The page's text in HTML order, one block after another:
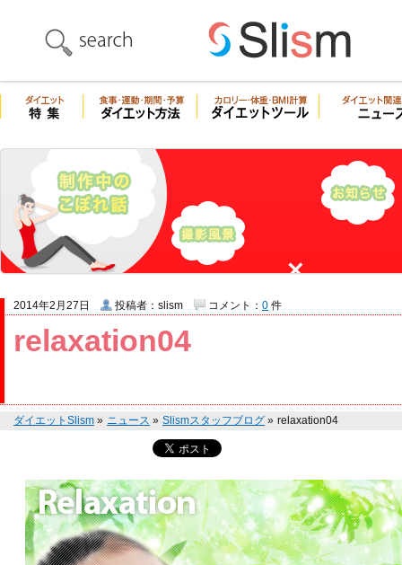
relaxation04
2014年2月27日 投稿者：slism コメント： 0 件
ダイエットSlism » ニュース » Slismスタッフブログ » relaxation04